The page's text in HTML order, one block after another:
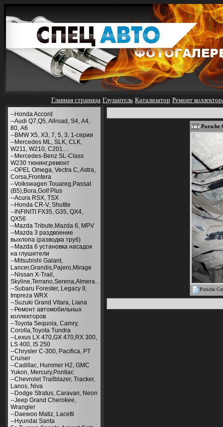
Главная страница Глушитель Катализатор Ремонт
--Honda Accord
--Audi Q7,Q5, Allroad, S4, А4,
80, A6
--BMW X5, X3, 7, 5, 3, 1-серии
--Mercedes ML, SLK, CLK,
W211, W210, С201....
--Mercedes-Benz SL-Class
W230 тюнинг,ремонт
--OPEL Omega, Vectra C, Astra,
Corsa,Frontera
--Volkswagen Touareg,Passat
(B5),Bora,Golf Plus
--Acura RSX, TSX
--Honda CR-V, Shuttle
--INFINITI FX35, G35, QX4,
QX56
--Mazda Tribute,Mazda 6, MPV
--Mazda 3 раздвоение
выхлопа (разводка труб)
--Mazda 6 установка насадок
на глушители
--Mitsubishi Galant,
Lancer,Grandis,Pajero,Mirage
--Nissan X-Trail,
Skyline,Terrano,Serena,Almera..
--Subaru Forester, Legacy II,
Impreza WRX
--Suzuki Grand Vitara, Liana
--Ремонт автомобильных
коллекторов
--Toyota Sequoia, Camry,
Corolla,Toyota Tundra
--Lexus LX 470,GX 470,RX 300,
LS 400, IS 250
--Chrysler С-300, Pacifica, PT
Cruiser
--Cadillac, Hummer H2, GMC
Yukon, Mercury,Pontiac
--Chevrolet Trailblazer, Tracker,
Lanos, Niva
--Dodge Stratus, Caravan, Neon
--Jeep Grand Cherokee,
Wrangler
--Daewoo Matiz, Lacetti
--Hyundai Santa
Porsche
Porsche